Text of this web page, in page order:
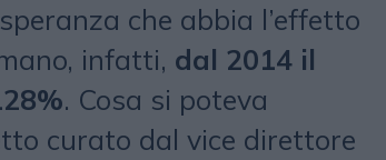
che abbia l’effetto
infatti, dal 2014 il
. Cosa si poteva
curato dal vice direttore